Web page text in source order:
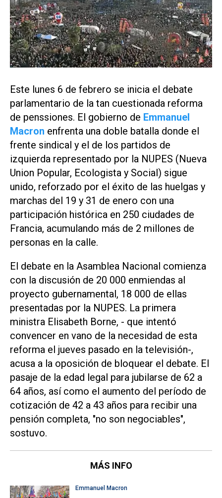
Este lunes 6 de febrero se inicia el debate
parlamentario de la tan cuestionada reforma
de penssiones. El gobierno de Emmanuel
Macron enfrenta una doble batalla donde el
frente sindical y el de los partidos de
izquierda representado por la NUPES (Nueva
Union Popular, Ecologista y Social) sigue
unido, reforzado por el éxito de las huelgas y
marchas del 19 y 31 de enero con una
participación histórica en 250 ciudades de
Francia, acumulando más de 2 millones de
personas en la calle.
El debate en la Asamblea Nacional comienza
con la discusión de 20 000 enmiendas al
proyecto gubernamental, 18 000 de ellas
presentadas por la NUPES. La primera
ministra Elisabeth Borne, - que intentó
convencer en vano de la necesidad de esta
reforma el jueves pasado en la televisión-,
acusa a la oposición de bloquear el debate. El
pasaje de la edad legal para jubilarse de 62 a
64 años, así como el aumento del período de
cotización de 42 a 43 años para recibir una
pensión completa, "no son negociables",
sostuvo.
MÁS INFO
Emmanuel Macron